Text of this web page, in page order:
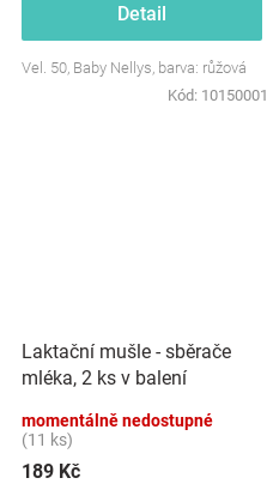
Detail
Vel. 50, Baby Nellys, barva: růžová
Kód: 10150001
Laktační mušle - sběrače
mléka, 2 ks v balení
momentálně nedostupné
(11 ks)
189 Kč